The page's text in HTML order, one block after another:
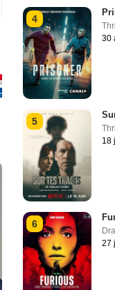
4
30
5
18
6
27